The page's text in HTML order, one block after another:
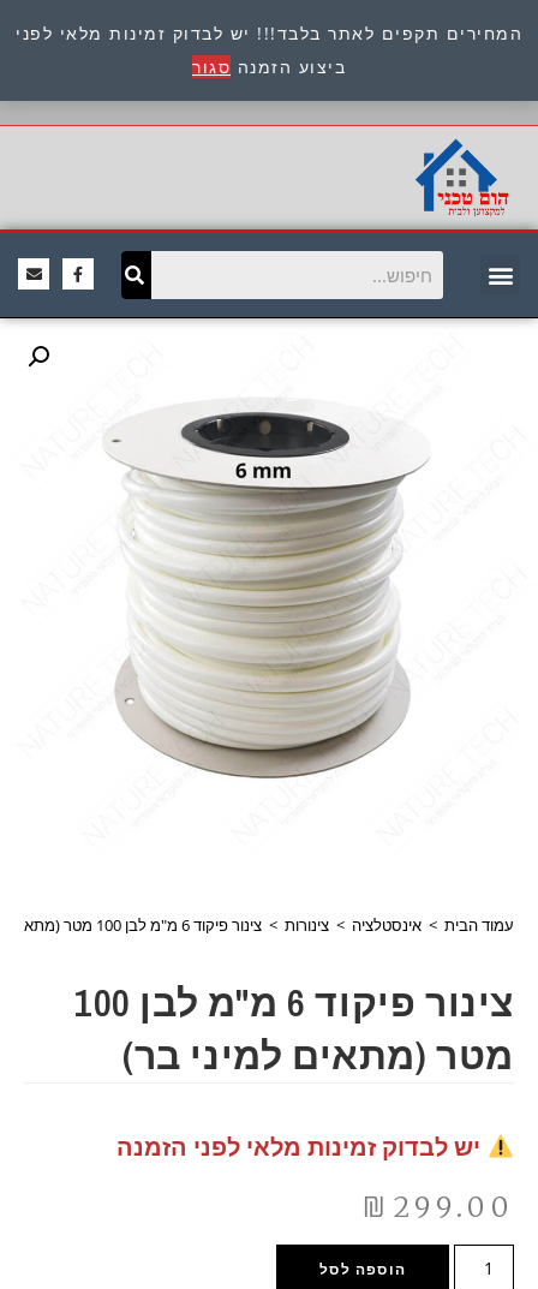
המחירים תקפים לאתר בלבד!!! יש לבדוק זמינות מלאי לפני
ביצוע הזמנה סגור
כתובת : היוזמים 9 אור יהודה שירות לקוחות 054-
8945722
עמוד הבית > אינסטלציה > צינורות > צינור פיקוד 6 מ"מ לבן 100 מטר (מתאים למיני בר)
צינור פיקוד 6 מ"מ לבן 100
מטר (מתאים למיני בר)
יש לבדוק זמינות מלאי לפני הזמנה
₪ 299.00
הוספה לסל